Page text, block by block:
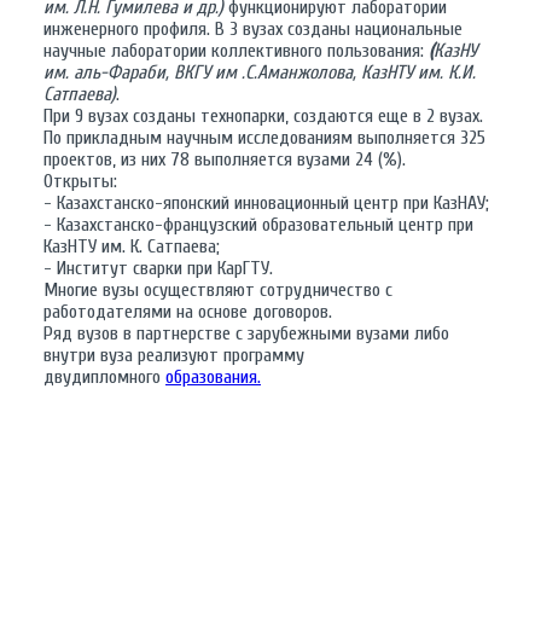
им. Л.Н. Гумилева и др.)функционируют лаборатории
инженерного профиля. В 3 вузах созданы национальные
научные лаборатории коллективного пользования: (КазНУ
им. аль-Фараби, ВКГУ им .С.Аманжолова, КазНТУ им. К.И.
Сатпаева).
При 9 вузах созданы технопарки, создаются еще в 2 вузах.
По прикладным научным исследованиям выполняется 325
проектов, из них 78 выполняется вузами 24 (%).
Открыты:
- Казахстанско-японский инновационный центр при КазНАУ;
- Казахстанско-французский образовательный центр при
КазНТУ им. К. Сатпаева;
- Институт сварки при КарГТУ.
Многие вузы осуществляют сотрудничество с
работодателями на основе договоров.
Ряд вузов в партнерстве с зарубежными вузами либо
внутри вуза реализуют программу
двудипломного образования.